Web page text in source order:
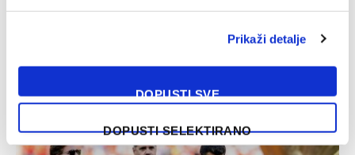
Prikaži detalje
DOPUSTI SVE
DOPUSTI SELEKTIRANO
pojačanje i oborio rekord
07/08/2026